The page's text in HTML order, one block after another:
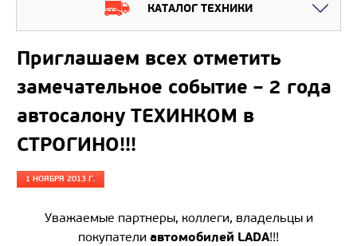
КАТАЛОГ ТЕХНИКИ
Приглашаем всех отметить
замечательное событие – 2 года
автосалону ТЕХИНКОМ в
СТРОГИНО!!!
1 НОЯБРЯ 2013 Г.
Уважаемые партнеры, коллеги, владельцы и
покупатели автомобилей LADA!!!